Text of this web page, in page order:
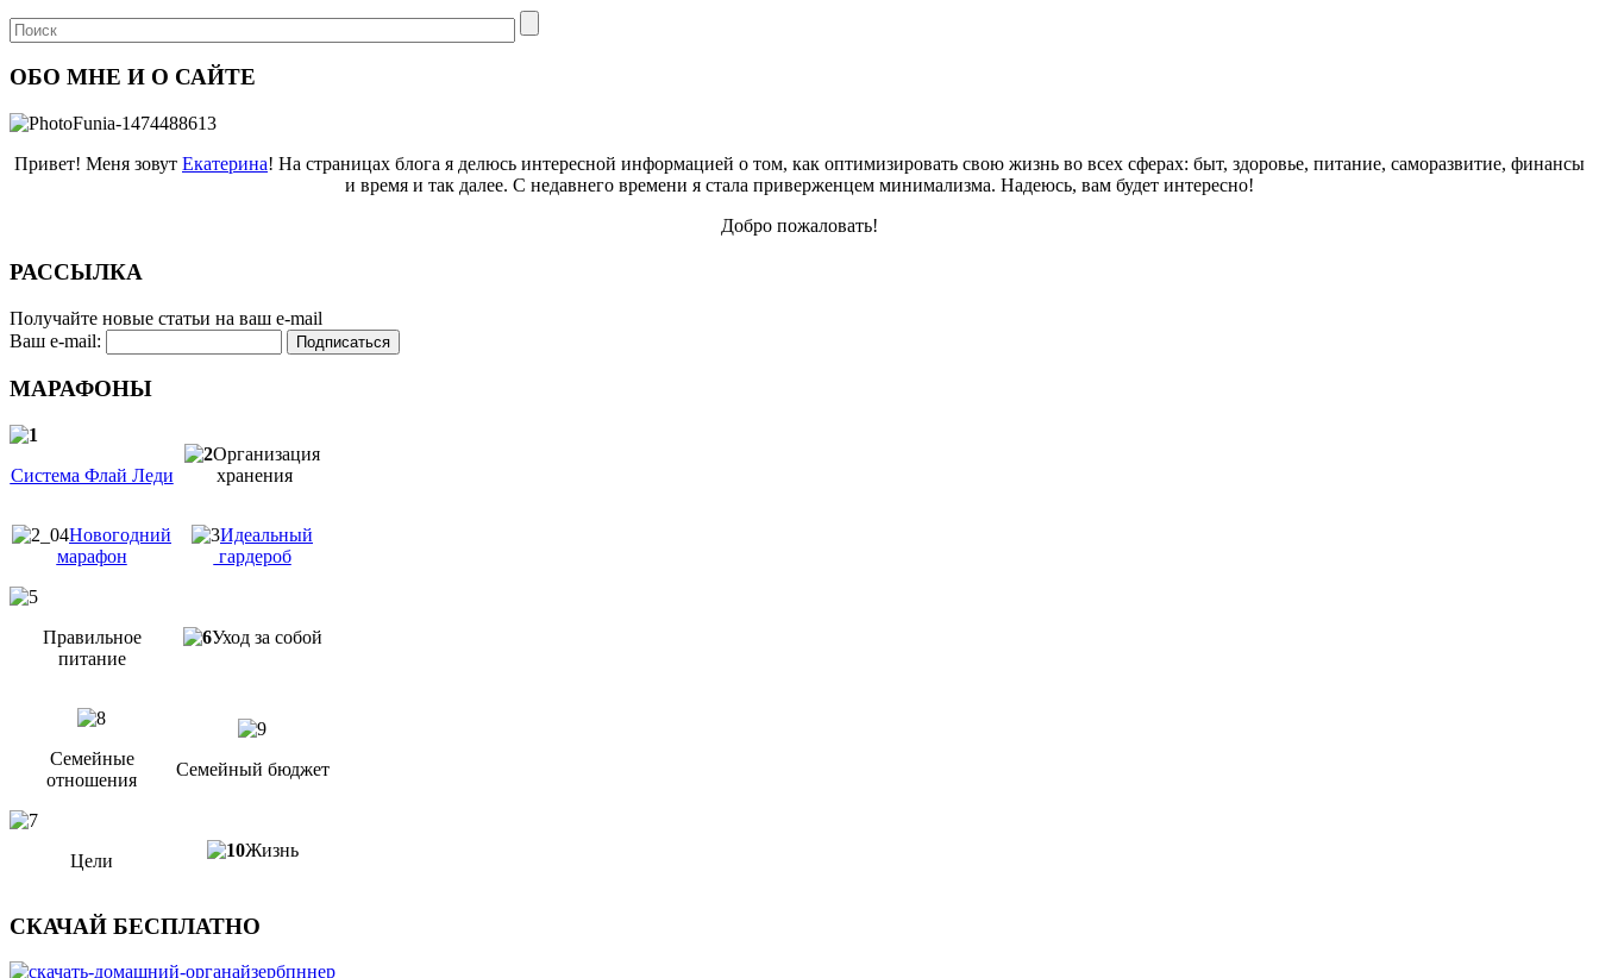
ОБО МНЕ И О САЙТЕ
Привет! Меня зовут Екатерина! На страницах блога я делюсь интересной информацией о том, как оптимизировать свою жизнь во всех сферах: быт, здоровье, питание, саморазвитие, финансы
и время и так далее. С недавнего времени я стала приверженцем минимализма. Надеюсь, вам будет интересно!
Добро пожаловать!
РАССЫЛКА
Получайте новые статьи на ваш e-mail
Ваш e-mail:
МАРАФОНЫ
Система Флай Леди
Организация
хранения
Новогодний
марафон
Идеальный
гардероб
Правильное
питание
Уход за собой
Семейные
отношения
Семейный бюджет
Цели
Жизнь
СКАЧАЙ БЕСПЛАТНО